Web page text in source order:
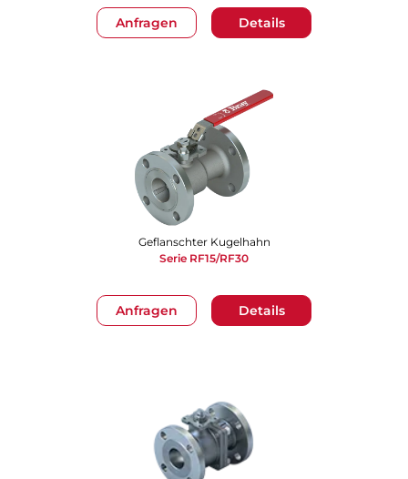
Anfragen Details
Anfragen Details
Geflanschter Kugelhahn
Serie RF15/RF30